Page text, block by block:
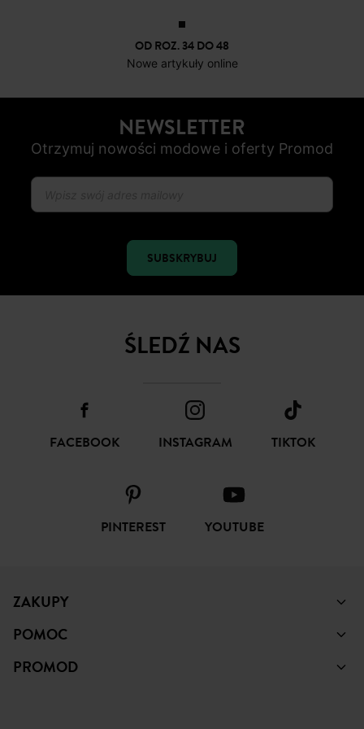
OD ROZ. 34 DO 48
Nowe artykuły online
NEWSLETTER
Otrzymuj nowości modowe i oferty Promod
SUBSKRYBUJ
ŚLEDŹ NAS
FACEBOOK INSTAGRAM TIKTOK
PINTEREST YOUTUBE
ZAKUPY
POMOC
PROMOD